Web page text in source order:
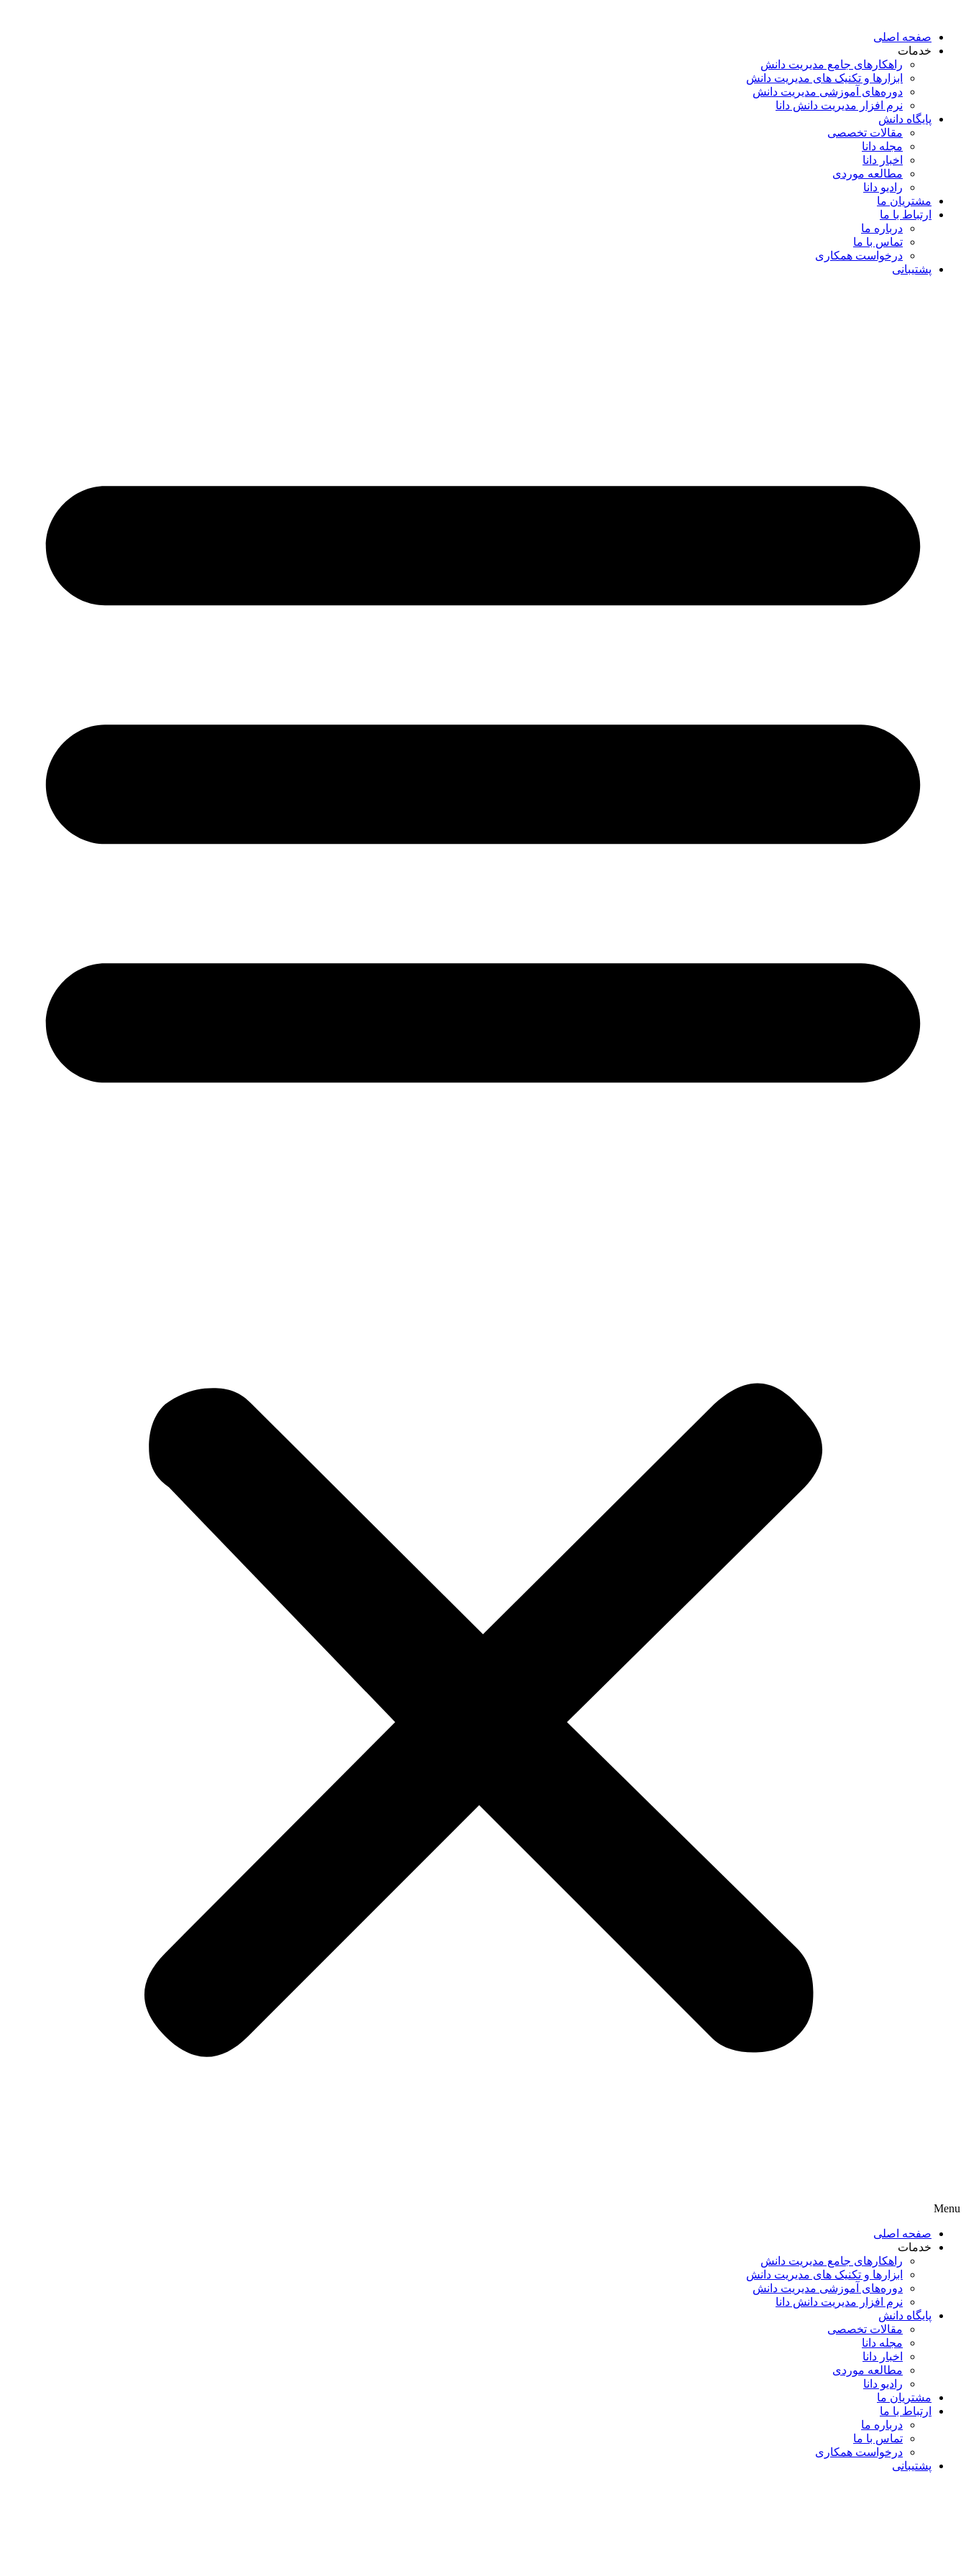
محتوا
صفحه اصلی
خدمات
راهکارهای جامع مدیریت دانش
ابزارها و تکنیک‌ های مدیریت دانش
دوره‌های آموزشی مدیریت دانش
نرم افزار مدیریت دانش دانا
پایگاه دانش
مقالات تخصصی
مجله دانا
اخبار دانا
مطالعه موردی
رادیو دانا
مشتریان ما
ارتباط با ما
درباره ما
تماس با ما
درخواست همکاری
پشتیبانی
Menu
صفحه اصلی
خدمات
راهکارهای جامع مدیریت دانش
ابزارها و تکنیک‌ های مدیریت دانش
دوره‌های آموزشی مدیریت دانش
نرم افزار مدیریت دانش دانا
پایگاه دانش
مقالات تخصصی
مجله دانا
اخبار دانا
مطالعه موردی
رادیو دانا
مشتریان ما
ارتباط با ما
درباره ما
تماس با ما
درخواست همکاری
پشتیبانی